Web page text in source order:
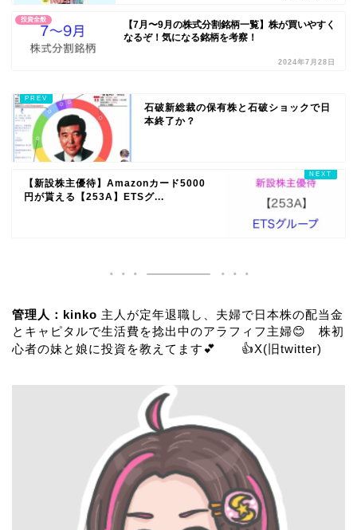
投資全般
【7月〜9月の株式分割銘柄一覧】株が買いやすく
なるぞ！気になる銘柄を考察！
2024年7月28日
石破新総裁の保有株と石破ショックで日
本終了か？
【新設株主優待】Amazonカード5000
円が貰える【253A】ETSグ...
管理人：kinko 主人が定年退職し、夫婦で日本株の配当金
とキャピタルで生活費を捻出中のアラフィフ主婦😊 株初
心者の妹と娘に投資を教えてます💕 👍X(旧twitter)